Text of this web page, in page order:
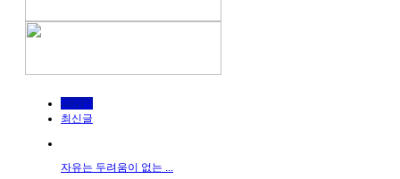
인기글
최신글
자유는 두려움이 없는 ...